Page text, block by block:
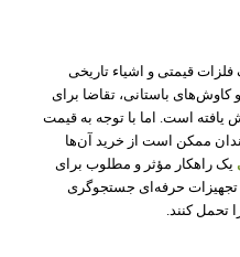
قیمتی و اشیاء تاریخی
باستانی، تقاضا برای
است. اما با توجه به قیمت
ممکن است از خرید آن‌ها
یک راهکار مؤثر و مطلوب برای
تجهیزات حرفه‌ای جستجوگری
تحمل کنند.